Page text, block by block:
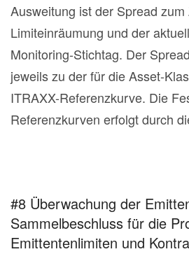
Ausweitung ist der Spread
Limiteinräumung und der
Monitoring-Stichtag. Der
jeweils zu der für die Asset-
ITRAXX-Referenzkurve. Die
Referenzkurven erfolgt durch
#8 Überwachung der
Sammelbeschluss für die
Emittentenlimiten und